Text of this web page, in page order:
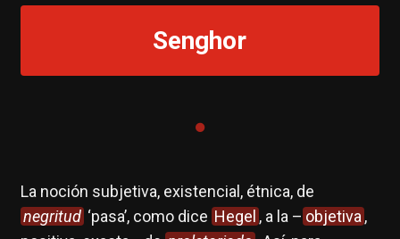
Senghor
La noción subjetiva, existencial, étnica, de
negritud ‘pasa’, como dice Hegel , a la – objetiva ,